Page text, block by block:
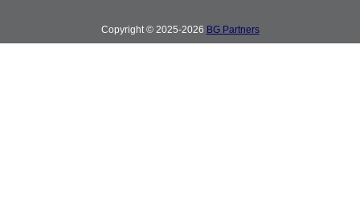
Copyright © 2025-2026 BG Partners